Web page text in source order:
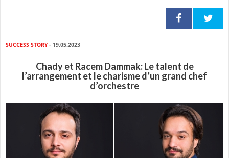
SUCCESS STORY- 19.05.2023
Chady et Racem Dammak: Le talent de
l’arrangement et le charisme d’un grand chef
d’orchestre